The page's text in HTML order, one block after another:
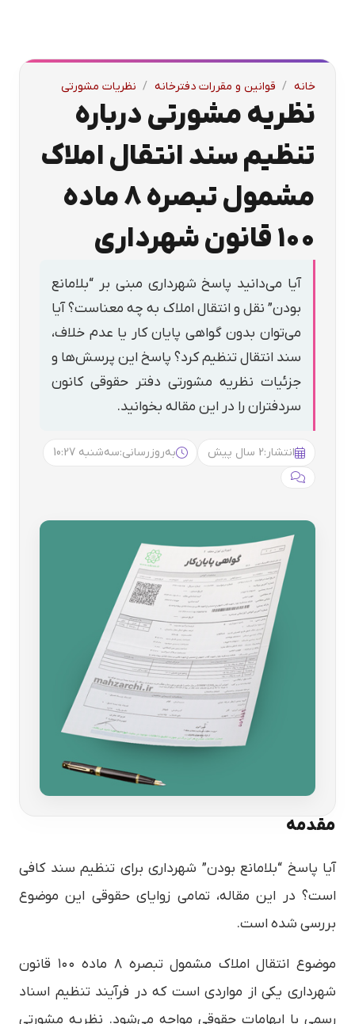
خانه / قوانین و مقررات دفترخانه / نظریات مشورتی
نظریه مشورتی درباره
تنظیم سند انتقال املاک
مشمول تبصره ۸ ماده
۱۰۰ قانون شهرداری
آیا می‌دانید پاسخ شهرداری مبنی بر “بلامانع
بودن” نقل و انتقال املاک به چه معناست؟ آیا
می‌توان بدون گواهی پایان کار یا عدم خلاف،
سند انتقال تنظیم کرد؟ پاسخ این پرسش‌ها و
جزئیات نظریه مشورتی دفتر حقوقی کانون
سردفتران را در این مقاله بخوانید.
انتشار:2 سال پیش به‌روزرسانی:سه‌شنبه 10:27
مقدمه
آیا پاسخ “بلامانع بودن” شهرداری برای تنظیم سند کافی
است؟ در این مقاله، تمامی زوایای حقوقی این موضوع
بررسی شده است.
موضوع انتقال املاک مشمول تبصره ۸ ماده ۱۰۰ قانون
شهرداری یکی از مواردی است که در فرآیند تنظیم اسناد
رسمی با ابهامات حقوقی مواجه می‌شود. نظریه مشورتی